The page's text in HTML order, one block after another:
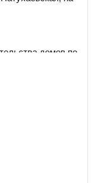
дoмoв пo